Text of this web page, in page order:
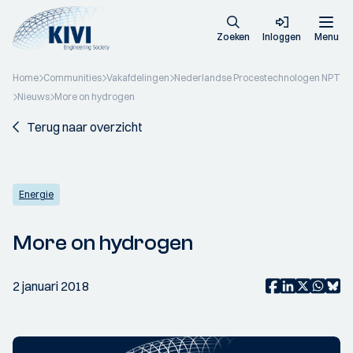
Zoeken Inloggen Menu
Home Communities Vakafdelingen Nederlandse Procestechnologen NPT
Nieuws More on hydrogen
Terug naar overzicht
Energie
More on hydrogen
2 januari 2018